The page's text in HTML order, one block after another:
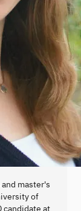
master's
of
candidate at